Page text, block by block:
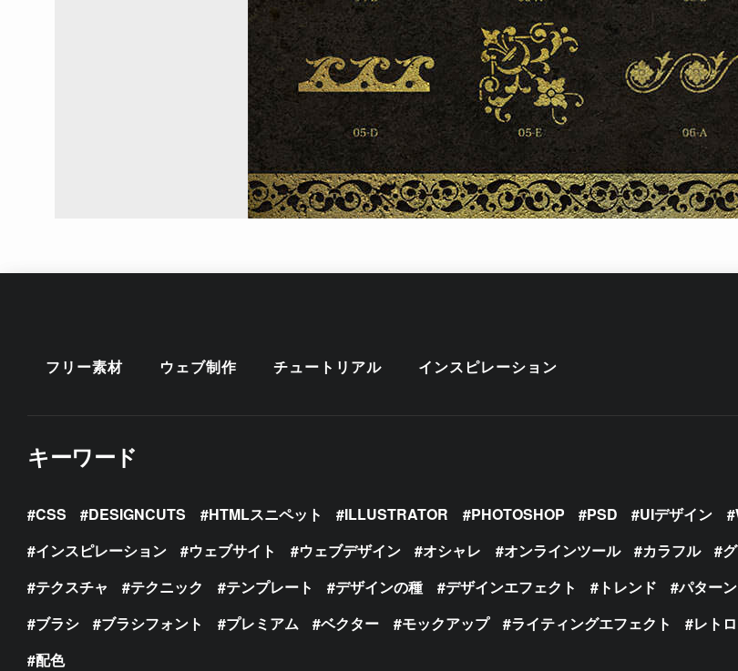
フリー素材 ウェブ制作 チュートリアル インスピレーション
キーワード
CSS DESIGNCUTS HTMLスニペット ILLUSTRATOR PHOTOSHOP PSD UIデザイン
インスピレーション
ウェブサイト ウェブデザイン オシャレ オンラインツール カラフル
テクスチャ
テクニック テンプレート デザインの種 デザインエフェクト トレンド パターン
ブラシ
ブラシフォント プレミアム ベクター モックアップ ライティングエフェクト レトロ
配色